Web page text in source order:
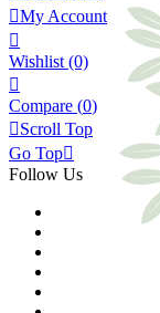
My Account

Wishlist (0)

Compare (0)
Scroll Top
Go Top
Follow Us